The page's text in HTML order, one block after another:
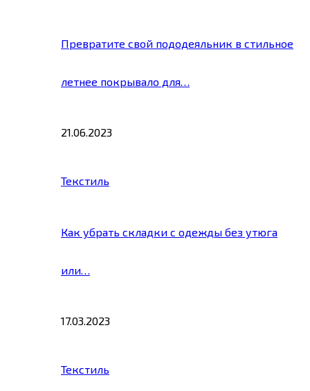
Превратите свой пододеяльник в стильное
летнее покрывало для…
21.06.2023
Текстиль
Как убрать складки с одежды без утюга
или…
17.03.2023
Текстиль